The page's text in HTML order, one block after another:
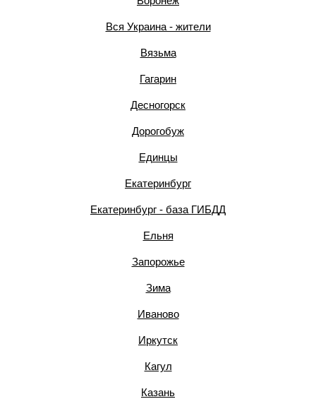
Вся Украина - жители
Вязьма
Гагарин
Десногорск
Дорогобуж
Единцы
Екатеринбург
Екатеринбург - база ГИБДД
Ельня
Запорожье
Зима
Иваново
Иркутск
Кагул
Казань